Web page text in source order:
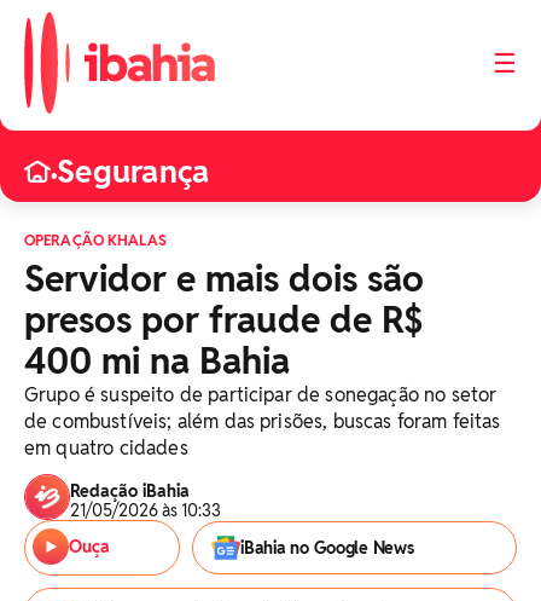
☰
•Segurança
OPERAÇÃO KHALAS
Servidor e mais dois são
presos por fraude de R$
400 mi na Bahia
Grupo é suspeito de participar de sonegação no setor
de combustíveis; além das prisões, buscas foram feitas
em quatro cidades
Redação iBahia
21/05/2026 às 10:33
Ouça
iBahia no Google News